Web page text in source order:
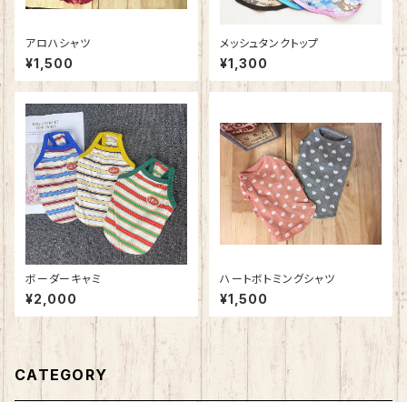
アロハシャツ
¥1,500
メッシュタンクトップ
¥1,300
ボーダーキャミ
¥2,000
ハートボトミングシャツ
¥1,500
CATEGORY